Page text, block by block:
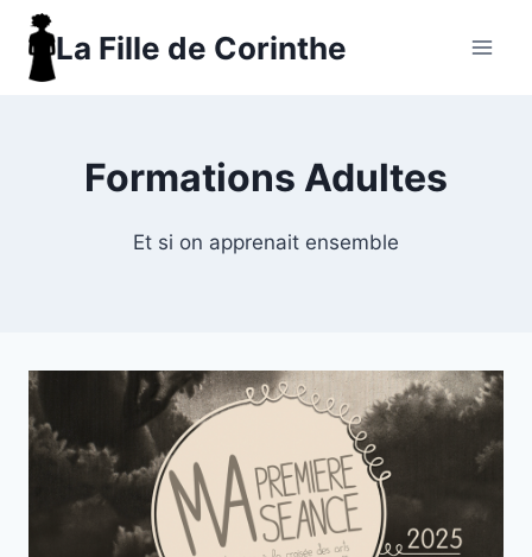
Aller
contenu
La Fille de Corinthe
Formations Adultes
Et si on apprenait ensemble